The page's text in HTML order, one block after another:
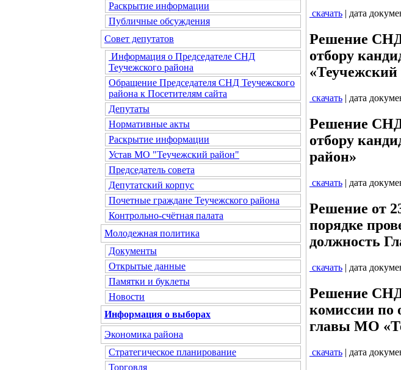
Раскрытие информации
Публичные обсуждения
Совет депутатов
Информация о Председателе СНД
Теучежского района
Обращение Председателя СНД Теучежского
района к Посетителям сайта
Депутаты
Нормативные акты
Раскрытие информации
Устав МО "Теучежский район"
Председатель совета
Депутатский корпус
Почетные граждане Теучежского района
Контрольно-счётная палата
Молодежная политика
Документы
Открытые данные
Памятки и буклеты
Новости
Информация о выборах
Экономика района
Стратегическое планирование
Торговля
скачать | дата
Решение СНД
отбору
«Теучежский
скачать | дата
Решение СНД
отбору
район»
скачать | дата
Решение от
порядке
должность
скачать | дата
Решение СНД
комиссии по
главы МО
скачать | дата